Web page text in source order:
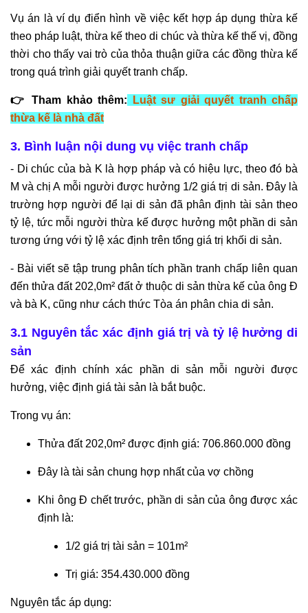
Vụ án là ví dụ điển hình về việc kết hợp áp dụng thừa kế
theo pháp luật, thừa kế theo di chúc và thừa kế thế vị, đồng
thời cho thấy vai trò của thỏa thuận giữa các đồng thừa kế
trong quá trình giải quyết tranh chấp.
👉 Tham khảo thêm:
Luật sư giải quyết tranh chấp
thừa kế là nhà đất
3. Bình luận nội dung vụ việc tranh chấp
- Di chúc của bà K là hợp pháp và có hiệu lực, theo đó bà
M và chị A mỗi người được hưởng 1/2 giá trị di sản. Đây là
trường hợp người để lại di sản đã phân định tài sản theo
tỷ lệ, tức mỗi người thừa kế được hưởng một phần di sản
tương ứng với tỷ lệ xác định trên tổng giá trị khối di sản.
- Bài viết sẽ tập trung phân tích phần tranh chấp liên quan
đến thửa đất 202,0m² đất ở thuộc di sản thừa kế của ông Đ
và bà K, cũng như cách thức Tòa án phân chia di sản.
3.1 Nguyên tắc xác định giá trị và tỷ lệ hưởng di
sản
Để xác định chính xác phần di sản mỗi người được
hưởng, việc định giá tài sản là bắt buộc.
Trong vụ án:
Thửa đất 202,0m² được định giá: 706.860.000 đồng
Đây là tài sản chung hợp nhất của vợ chồng
Khi ông Đ chết trước, phần di sản của ông được xác
định là:
1/2 giá trị tài sản = 101m²
Trị giá: 354.430.000 đồng
Nguyên tắc áp dụng: